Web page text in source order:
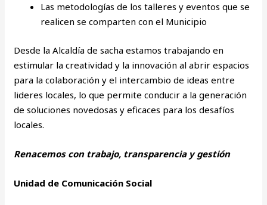
Las metodologías de los talleres y eventos que se
realicen se comparten con el Municipio
Desde la Alcaldía de sacha estamos trabajando en
estimular la creatividad y la innovación al abrir espacios
para la colaboración y el intercambio de ideas entre
lideres locales, lo que permite conducir a la generación
de soluciones novedosas y eficaces para los desafíos
locales.
Renacemos con trabajo, transparencia y gestión
Unidad de Comunicación Social